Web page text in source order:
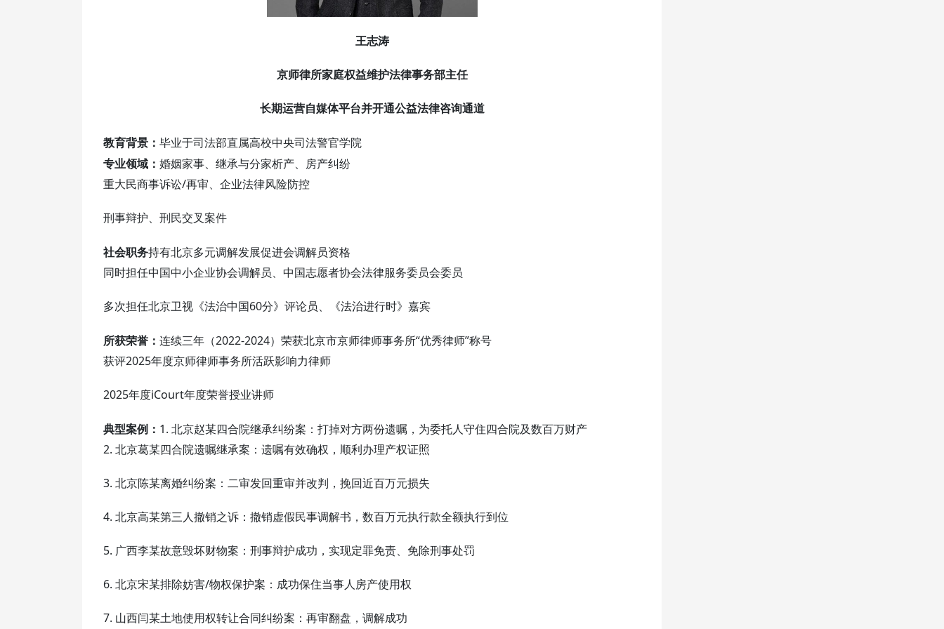
王志涛
京师律所家庭权益维护法律事务部主任
长期运营自媒体平台并开通公益法律咨询通道
教育背景： 毕业于司法部直属高校中央司法警官学院
专业领域： 婚姻家事、继承与分家析产、房产纠纷
重大民商事诉讼/再审、企业法律风险防控
刑事辩护、刑民交叉案件
社会职务持有北京多元调解发展促进会调解员资格
同时担任中国中小企业协会调解员、中国志愿者协会法律服务委员会委员
多次担任北京卫视《法治中国60分》评论员、《法治进行时》嘉宾
所获荣誉： 连续三年（2022-2024）荣获北京市京师律师事务所“优秀律师”称号
获评2025年度京师律师事务所活跃影响力律师
2025年度iCourt年度荣誉授业讲师
典型案例： 1. 北京赵某四合院继承纠纷案：打掉对方两份遗嘱，为委托人守住四合院及数百万财产
2. 北京葛某四合院遗嘱继承案：遗嘱有效确权，顺利办理产权证照
3. 北京陈某离婚纠纷案：二审发回重审并改判，挽回近百万元损失
4. 北京高某第三人撤销之诉：撤销虚假民事调解书，数百万元执行款全额执行到位
5. 广西李某故意毁坏财物案：刑事辩护成功，实现定罪免责、免除刑事处罚
6. 北京宋某排除妨害/物权保护案：成功保住当事人房产使用权
7. 山西闫某土地使用权转让合同纠纷案：再审翻盘，调解成功